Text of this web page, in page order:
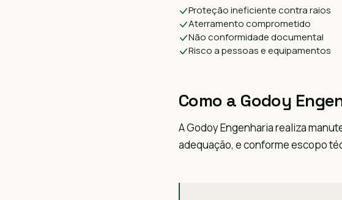
Proteção ineficiente contra raios
Aterramento comprometido
Não conformidade documental
Risco a pessoas e equipamentos
Como a Godoy
A Godoy Engenharia realiza
adequação, e conforme escopo